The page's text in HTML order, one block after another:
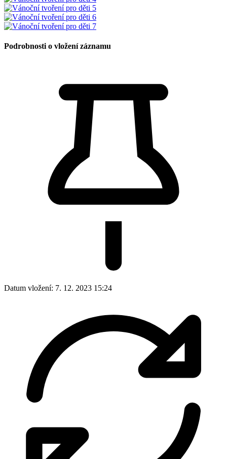
Podrobnosti o vložení záznamu
Datum vložení: 7. 12. 2023 15:24